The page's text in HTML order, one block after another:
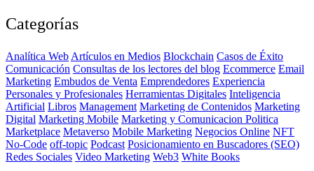
Categorías
Analítica Web Artículos en Medios Blockchain Casos de Éxito
Comunicación Consultas de los lectores del blog Ecommerce Email
Marketing Embudos de Venta Emprendedores Experiencia
Personales y Profesionales Herramientas Digitales Inteligencia
Artificial Libros Management Marketing de Contenidos Marketing
Digital Marketing Mobile Marketing y Comunicacion Politica
Marketplace Metaverso Mobile Marketing Negocios Online NFT
No-Code off-topic Podcast Posicionamiento en Buscadores (SEO)
Redes Sociales Video Marketing Web3 White Books